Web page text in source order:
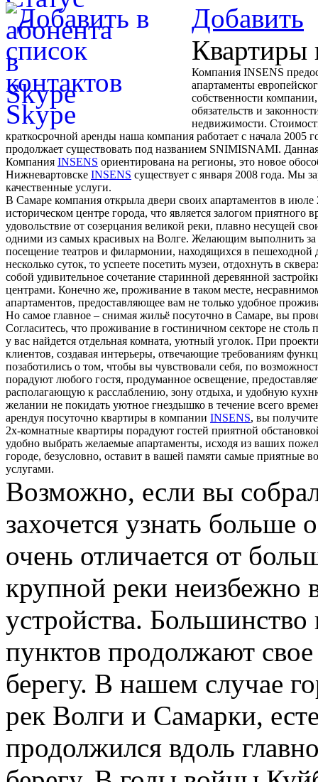
Добавить
Квартиры
Компания INSENS
апартаменты
собственности
обязательств и
недвижимости.
краткосрочной аренды наша компания работает с начала
продолжает существовать под названием SNIMISNAMI.
Компания INSENS ориентирована на регионы, это новое
Нижневартовске INSENS существует с января 2008 года. Мы
качественные услуги.
В Самаре компания открыла двери своих апартаментов в
историческом центре города, что является залогом
удовольствие от созерцания великой реки, плавно несущей
одними из самых красивых на Волге. Желающим выполнить
посещение театров и филармонии, находящихся в
несколько суток, то успеете посетить музеи, отдохнуть в
собой удивительное сочетание старинной деревянной
центрами. Конечно же, проживание в таком месте,
апартаментов, предоставляющее вам не только удобное
Но самое главное – снимая жильё посуточно в Самаре, вы
Согласитесь, что проживание в гостиничном секторе не
у вас найдется отдельная комната, уютный уголок. При
клиентов, создавая интерьеры, отвечающие требованиям
позаботились о том, чтобы вы чувствовали себя, по
порадуют любого гостя, продуманное освещение,
располагающую к расслаблению, зону отдыха, и удобную
желании не покидать уютное гнездышко в течение всего
арендуя посуточно квартиры в компании INSENS, вы
2х-комнатные квартиры порадуют гостей приятной
удобно выбрать желаемые апартаменты, исходя из ваших
городе, безусловно, оставит в вашей памяти самые приятные
услугами.
Возможно, если вы
захочется узнать больше
очень отличается от
крупной реки неизбежно
устройства.
пунктов продолжают
берегу. В нашем случае
рек Волги и Самарки,
продолжился вдоль